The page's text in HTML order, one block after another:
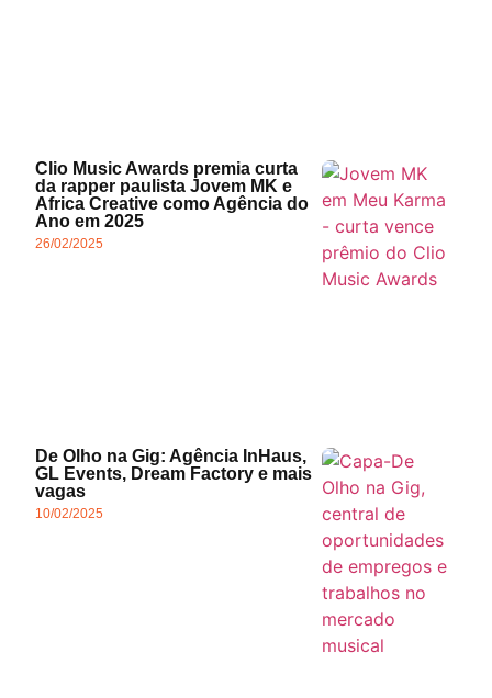
Clio Music Awards premia curta
da rapper paulista Jovem MK e
Africa Creative como Agência do
Ano em 2025
26/02/2025
De Olho na Gig: Agência InHaus,
GL Events, Dream Factory e mais
vagas
10/02/2025